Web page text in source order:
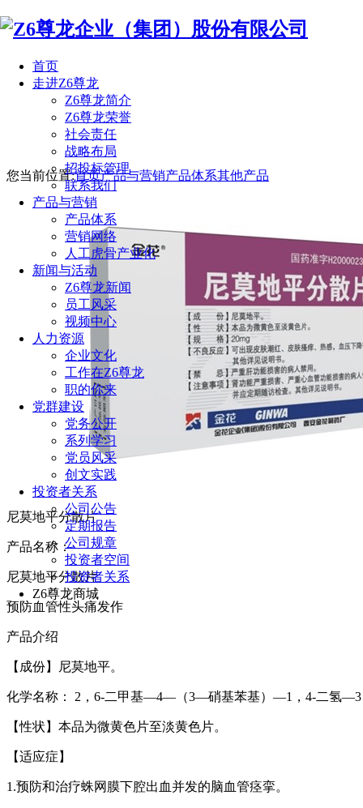
首页
走进Z6尊龙
Z6尊龙简介
Z6尊龙荣誉
社会责任
战略布局
招投标管理
联系我们
产品与营销
产品体系
营销网络
人工虎骨产业化
新闻与活动
Z6尊龙新闻
员工风采
视频中心
人力资源
企业文化
工作在Z6尊龙
职的你来
党群建设
党务公开
系列学习
党员风采
创文实践
投资者关系
公司公告
定期报告
公司规章
投资者空间
投资者关系
Z6尊龙商城
您当前位置:首页产品与营销产品体系其他产品
尼莫地平分散片
产品名称：
尼莫地平分散片
预防血管性头痛发作
产品介绍
【成份】尼莫地平。
化学名称： 2，6-二甲基—4—（3—硝基苯基）—1，4-
【性状】本品为微黄色片至淡黄色片。
【适应症】
1.预防和治疗蛛网膜下腔出血并发的脑血管痉挛。